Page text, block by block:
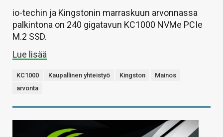
io-techin ja Kingstonin marraskuun arvonnassa
palkintona on 240 gigatavun KC1000 NVMe PCIe
M.2 SSD.
Lue lisää
KC1000 Kaupallinen yhteistyö Kingston
Mainos
arvonta